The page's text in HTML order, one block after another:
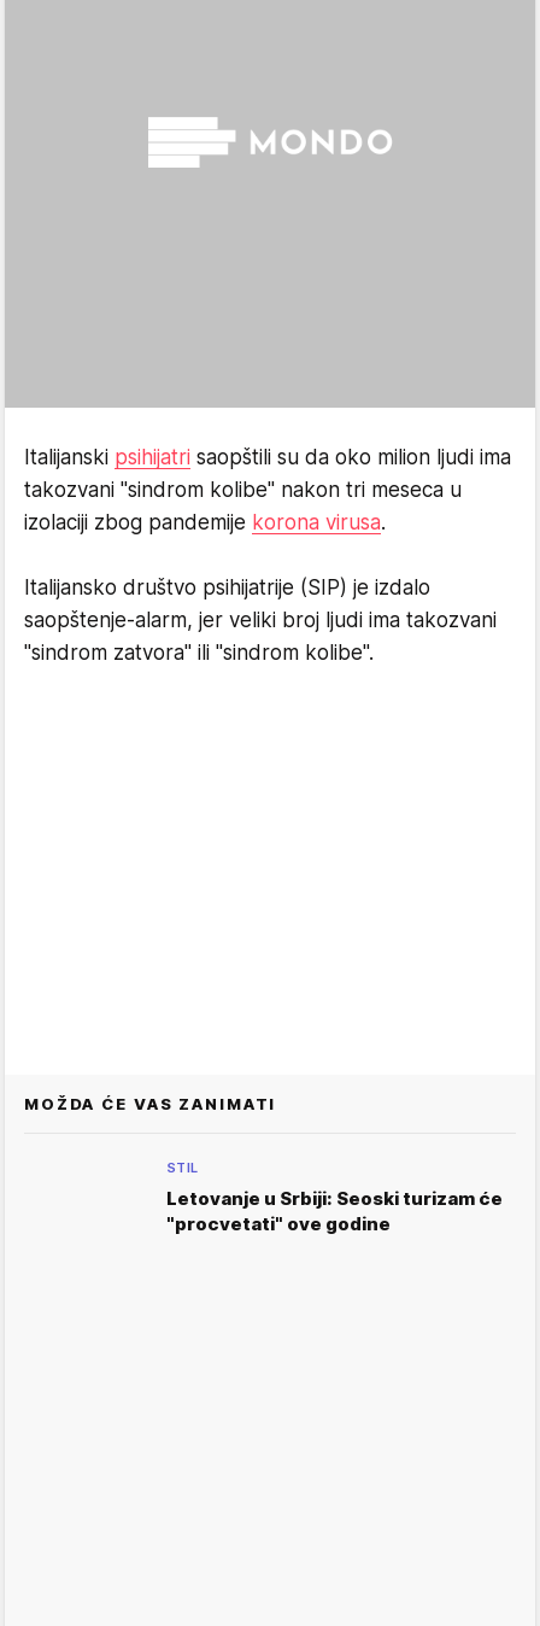
Italijanski psihijatri saopštili su da oko milion ljudi ima
takozvani "sindrom kolibe" nakon tri meseca u
izolaciji zbog pandemije korona virusa.
Italijansko društvo psihijatrije (SIP) je izdalo
saopštenje-alarm, jer veliki broj ljudi ima takozvani
"sindrom zatvora" ili "sindrom kolibe".
MOŽDA ĆE VAS ZANIMATI
STIL
Letovanje u Srbiji: Seoski turizam će
"procvetati" ove godine